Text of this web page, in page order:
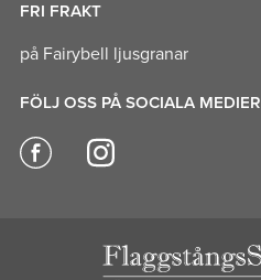
FRI FRAKT
på Fairybell ljusgranar
FÖLJ OSS PÅ SOCIALA MEDIER